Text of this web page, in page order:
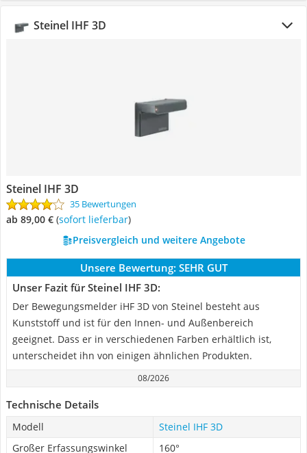
Steinel IHF 3D
Steinel IHF 3D
35 Bewertungen
ab 89,00 € ( Sofort lieferbar)
Preisvergleich und weitere Angebote
Unsere Bewertung: SEHR GUT
Unser Fazit für Steinel IHF 3D:
Der Bewegungsmelder iHF 3D von Steinel besteht aus
Kunststoff und ist für den Innen- und Außenbereich
geeignet. Dass er in verschiedenen Farben erhältlich ist,
unterscheidet ihn von einigen ähnlichen Produkten.
08/2026
Technische Details
Modell
Steinel IHF 3D
Großer Erfassungswinkel
160°